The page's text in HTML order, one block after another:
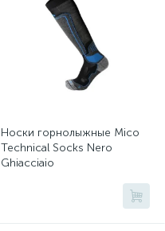
Носки горнолыжные Mico
Technical Socks Nero
Ghiacciaio